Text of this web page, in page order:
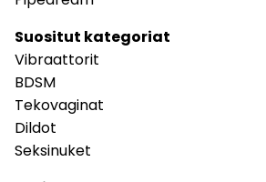
Suositut kategoriat
Vibraattorit
BDSM
Tekovaginat
Dildot
Seksinuket